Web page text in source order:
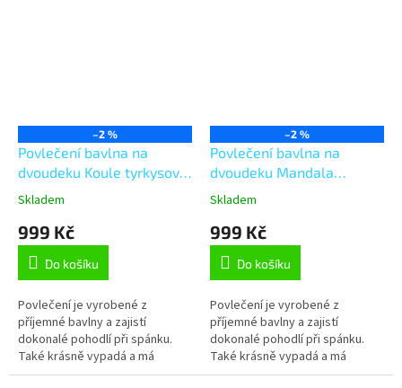
–2 %
Povlečení bavlna na
dvoudeku Koule tyrkysová,
šedá 180x200, 2ks 70x90
Skladem
999 Kč
Do košíku
Povlečení je vyrobené z
příjemné bavlny a zajistí
dokonalé pohodlí při spánku.
Také krásně vypadá a má
kvalitní potisk, což zaručuje
–2 %
Povlečení bavlna na
dvoudeku Mandala
tyrkysová 180x200, 2ks
Skladem
999 Kč
Do košíku
Povlečení je vyrobené z
příjemné bavlny a zajistí
dokonalé pohodlí při spánku.
Také krásně vypadá a má
kvalitní potisk, což zaručuje